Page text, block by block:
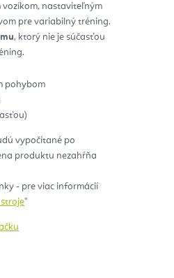
vozíkom, nastaviteľným
pre variabilný tréning.
, ktorý nie je súčasťou
pohybom
vypočítané po
produktu nezahŕňa
- pre viac informácií
"